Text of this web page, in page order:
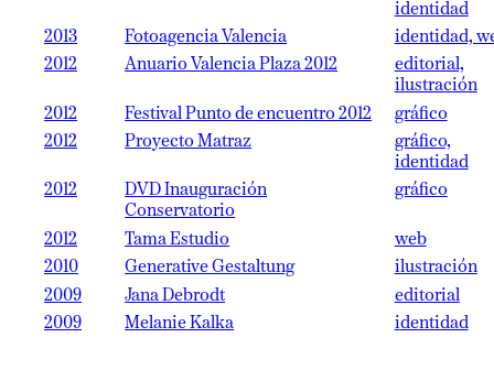
identidad
2013
Fotoagencia Valencia
identidad,
2012
Anuario Valencia Plaza 2012
editorial,
ilustración
2012
Festival Punto de encuentro 2012
gráfico
2012
Proyecto Matraz
gráfico,
identidad
2012
DVD Inauguración
Conservatorio
gráfico
2012 Tama Estudio
web
2010
Generative Gestaltung
ilustración
2009
Jana Debrodt
editorial
2009
Melanie Kalka identidad